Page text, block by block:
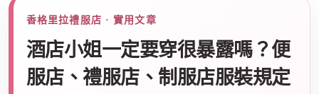
›
香格里拉禮服店 · 實用文章
酒店小姐一定要穿很暴露嗎？便
服店、禮服店、制服店服裝規定